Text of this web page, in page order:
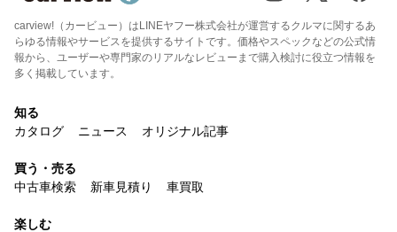
carview!（カービュー）はLINEヤフー株式会社が運営するクルマに関するあ
らゆる情報やサービスを提供するサイトです。価格やスペックなどの公式情
報から、ユーザーや専門家のリアルなレビューまで購入検討に役立つ情報を
多く掲載しています。
知る
カタログ
ニュース オリジナル記事
買う・売る
中古車検索
新車見積り 車買取
楽しむ